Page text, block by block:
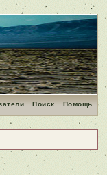
Помощь
Поиск